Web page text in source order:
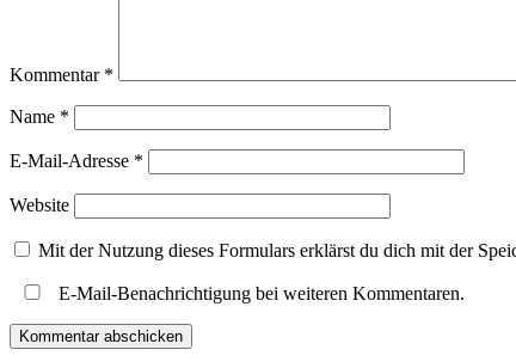
Kommentar *
Name *
E-Mail-Adresse *
Website
Mit der Nutzung dieses Formulars erklärst du dich mit der
E-Mail-Benachrichtigung bei weiteren Kommentaren.